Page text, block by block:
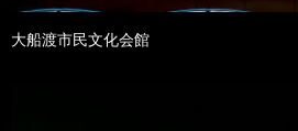
大船渡市民文化会館